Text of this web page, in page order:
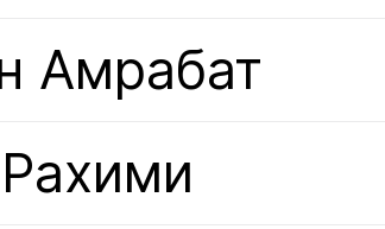
Амрабат